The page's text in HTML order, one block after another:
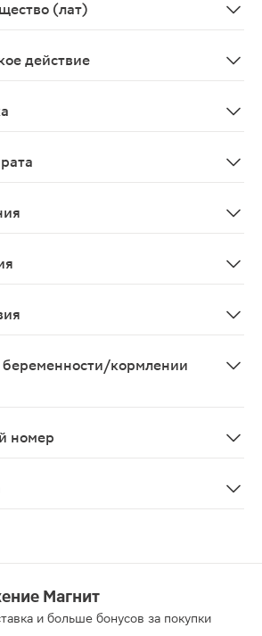
(лат)
действие
кормлении
номер
Магнит
и больше бонусов за покупки